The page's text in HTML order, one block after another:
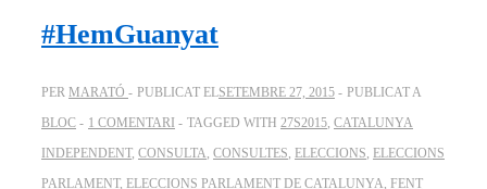
#HemGuanyat
PER MARATÓ PUBLICAT ELSETEMBRE 27, 2015
PUBLICAT A
BLOC
1 COMENTARI TAGGED WITH 27S2015 CATALUNYA
INDEPENDENT, CONSULTA CONSULTES ELECCIONS ELECCIONS
PARLAMENT, ELECCIONS PARLAMENT DE CATALUNYA FENT